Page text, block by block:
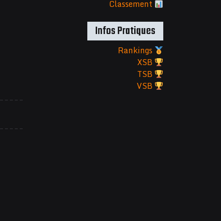
Classement
Infos Pratiques
Rankings
XSB
TSB
VSB